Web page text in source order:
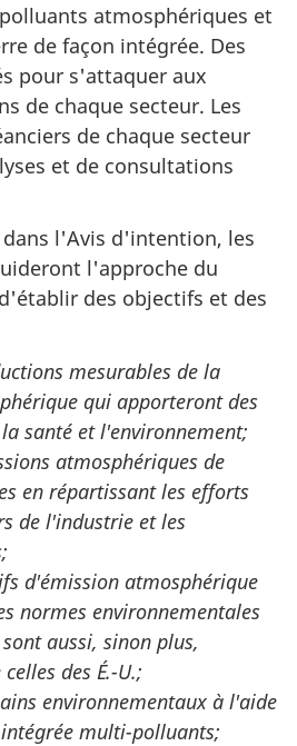
atmosphériques et
de façon intégrée. Des
pour s'attaquer aux
de chaque secteur. Les
de chaque secteur
et de consultations
l'Avis d'intention, les
l'approche du
des objectifs et des
mesurables de la
qui apporteront des
santé et l'environnement;
atmosphériques de
en répartissant les efforts
de l'industrie et les
d'émission atmosphérique
normes environnementales
aussi, sinon plus,
des É.-U.;
environnementaux à l'aide
multi-polluants;